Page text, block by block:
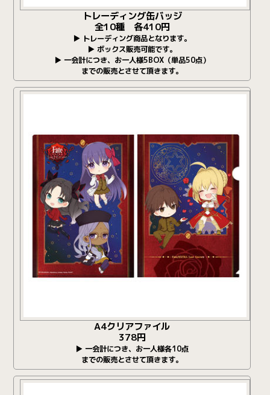
トレーディング缶バッジ
全10種 各410円
▶ トレーディング商品となります。
▶ ボックス販売可能です。
▶ 一会計につき、お一人様5BOX（単品50点）
までの販売とさせて頂きます。
A4クリアファイル
378円
▶ 一会計につき、お一人様各10点
までの販売とさせて頂きます。